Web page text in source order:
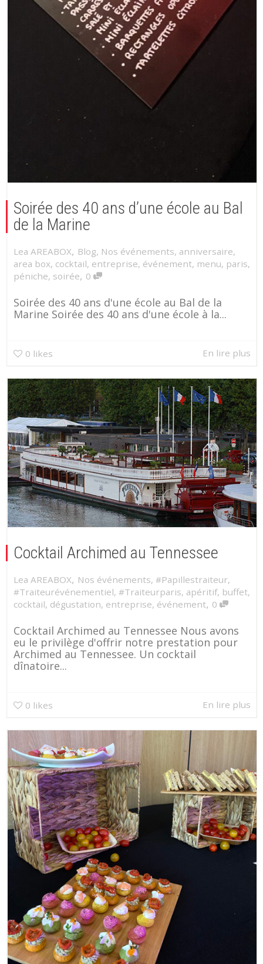
Soirée des 40 ans d’une école au Bal
de la Marine
Lea AREABOX, Blog, Nos événements, anniversaire,
area box, cocktail, entreprise, événement, menu, paris,
péniche, soirée, 0
Soirée des 40 ans d'une école au Bal de la
Marine Soirée des 40 ans d'une école à la...
0 likes En lire plus
Cocktail Archimed au Tennessee
Lea AREABOX, Nos événements, #Papillestraiteur,
#Traiteurévénementiel, #Traiteurparis, apéritif, buffet,
cocktail, dégustation, entreprise, événement, 0
Cocktail Archimed au Tennessee Nous avons
eu le privilège d'offrir notre prestation pour
Archimed au Tennessee. Un cocktail
dînatoire...
0 likes En lire plus